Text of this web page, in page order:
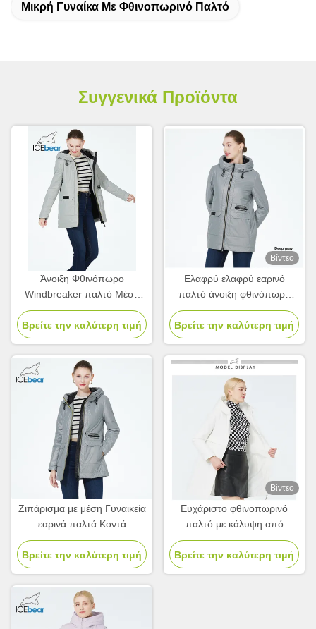
Μικρή Γυναίκα Με Φθινοπωρινό Παλτό
Συγγενικά Προϊόντα
Άνοιξη Φθινόπωρο
Windbreaker παλτό Μέσα
μήκος Συλλογή Άνοιξη Παλτό
Για Γυναίκες Φθινόπωρο
Βρείτε την καλύτερη τιμή
Βίντεο
Ελαφρύ ελαφρύ εαρινό
παλτό άνοιξη φθινόπωρο
φερμουάρ με φερμουάρ
Βρείτε την καλύτερη τιμή
Ζιπάρισμα με μέση Γυναικεία
εαρινά παλτά Κοντά
Αδιάβροχα
Πνευματοπλέγματα
Βρείτε την καλύτερη τιμή
Βίντεο
Ευχάριστο φθινοπωρινό
παλτό με κάλυψη από
πολυεστέρα
Βρείτε την καλύτερη τιμή